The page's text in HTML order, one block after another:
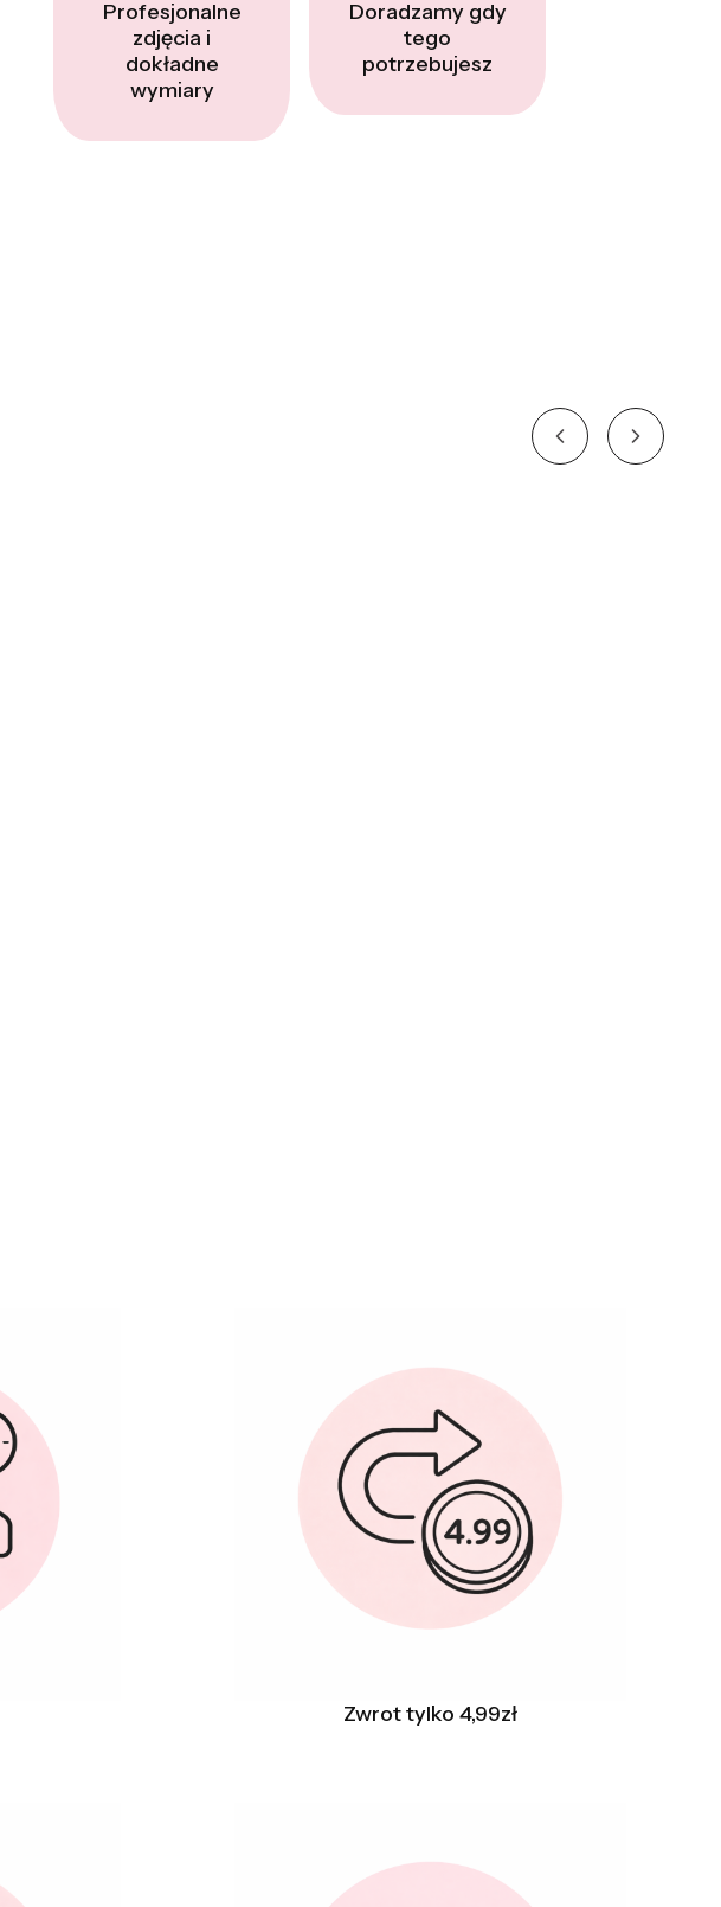
Profesjonalne
zdjęcia i
dokładne
wymiary
Doradzamy gdy
tego
potrzebujesz
Zwrot tylko 4,99zł